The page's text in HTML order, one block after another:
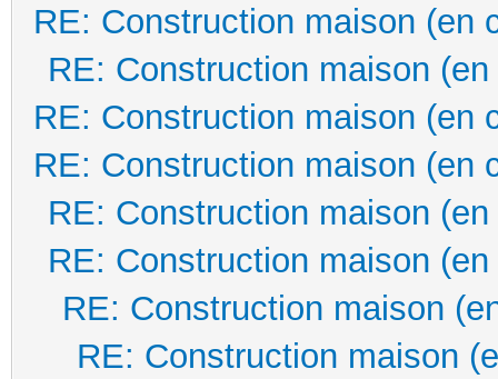
RE: Construction maison (en
RE: Construction maison
RE: Construction maison (en
RE: Construction maison (en
RE: Construction maison
RE: Construction maison
RE: Construction maison
RE: Construction maison